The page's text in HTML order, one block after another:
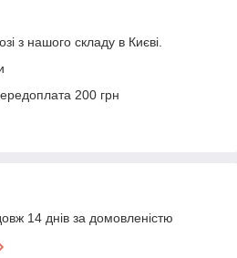
з нашого складу в Києві.
200 грн
14 днів за домовленістю